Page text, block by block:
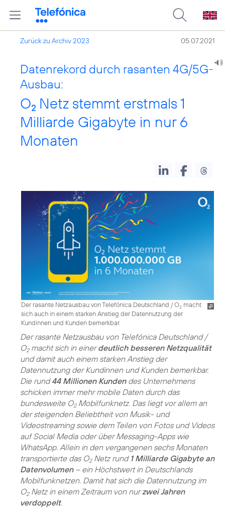
Zurück zu Archiv 2023 05.07.2021
Datenrekord durch rasanten 4G/5G-
Ausbau:
O2 Netz stemmt erstmals 1
Milliarde Gigabyte in nur 6
Monaten
Der rasante Netzausbau von Telefónica Deutschland / O2 macht
sich auch in einem starken Anstieg der Datennutzung der
Kundinnen und Kunden bemerkbar.
Der rasante Netzausbau von Telefónica Deutschland /
O2macht sich in einerdeutlich besseren Netzqualität
und damit auch einem starken Anstieg der
Datennutzung der Kundinnen und Kunden bemerkbar.
Die rund44 Millionen Kundendes Unternehmens
schicken immer mehr mobile Daten durch das
bundesweite O2Mobilfunknetz. Das liegt vor allem an
der steigenden Beliebtheit von Musik- und
Videostreaming sowie dem Teilen von Fotos und Videos
auf Social Media oder über Messaging-Apps wie
WhatsApp. Allein in den vergangenen sechs Monaten
transportierte das O2Netz rund 1 Milliarde Gigabyte an
Datenvolumen– ein Höchstwert in Deutschlands
Mobilfunknetzen. Damit hat sich die Datennutzung im
O2Netz in einem Zeitraum von nurzwei Jahren
verdoppelt.